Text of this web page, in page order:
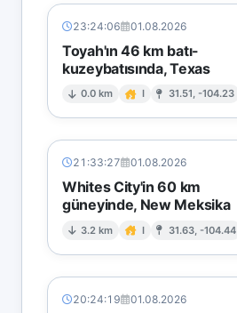
23:24:06 01.08.2026
Toyah'ın 46 km batı-
kuzeybatısında, Texas
0.0 km I 31.51, -104.23
21:33:27 01.08.2026
Whites City'in 60 km
güneyinde, New Meksika
3.2 km I 31.63, -104.44
20:24:19 01.08.2026